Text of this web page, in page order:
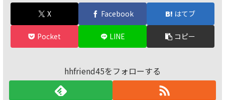
X Facebook はてブ
Pocket LINE コピー
hhfriend45をフォローする